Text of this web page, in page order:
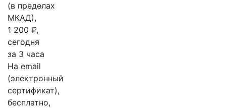
(в пределах
МКАД),
1 200 ₽,
сегодня
за 3 часа
На email
(электронный
сертификат),
бесплатно,